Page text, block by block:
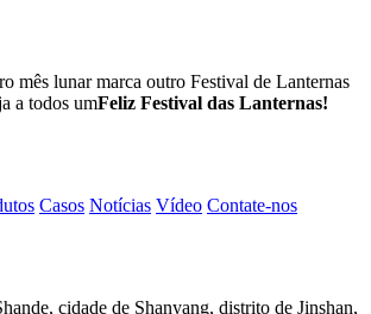
mês lunar marca outro Festival de Lanternas
a todos umFeliz Festival das Lanternas!
Casos Notícias Vídeo Contate-nos
cidade de Shanyang, distrito de Jinshan,